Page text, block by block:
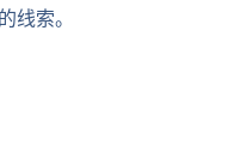
索。